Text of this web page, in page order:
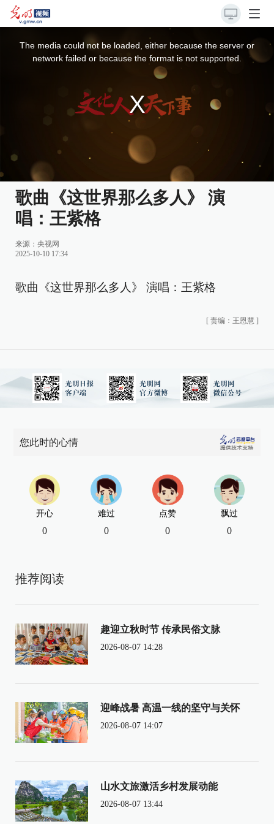
The media could not be loaded, either because the server or
network failed or because the format is not supported.
歌曲《这世界那么多人》 演
唱：王紫格
来源： 央视网
2025-10-10 17:34
歌曲《这世界那么多人》 演唱：王紫格
[ 责编：王恩慧 ]
您此时的心情
开心
0
难过
0
点赞
0
飘过
0
推荐阅读
趣迎立秋时节 传承民俗文脉
2026-08-07 14:28
迎峰战暑 高温一线的坚守与关怀
2026-08-07 14:07
山水文旅激活乡村发展动能
2026-08-07 13:44